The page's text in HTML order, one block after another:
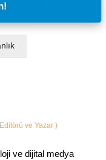
ve Yazar )
ve dijital medya